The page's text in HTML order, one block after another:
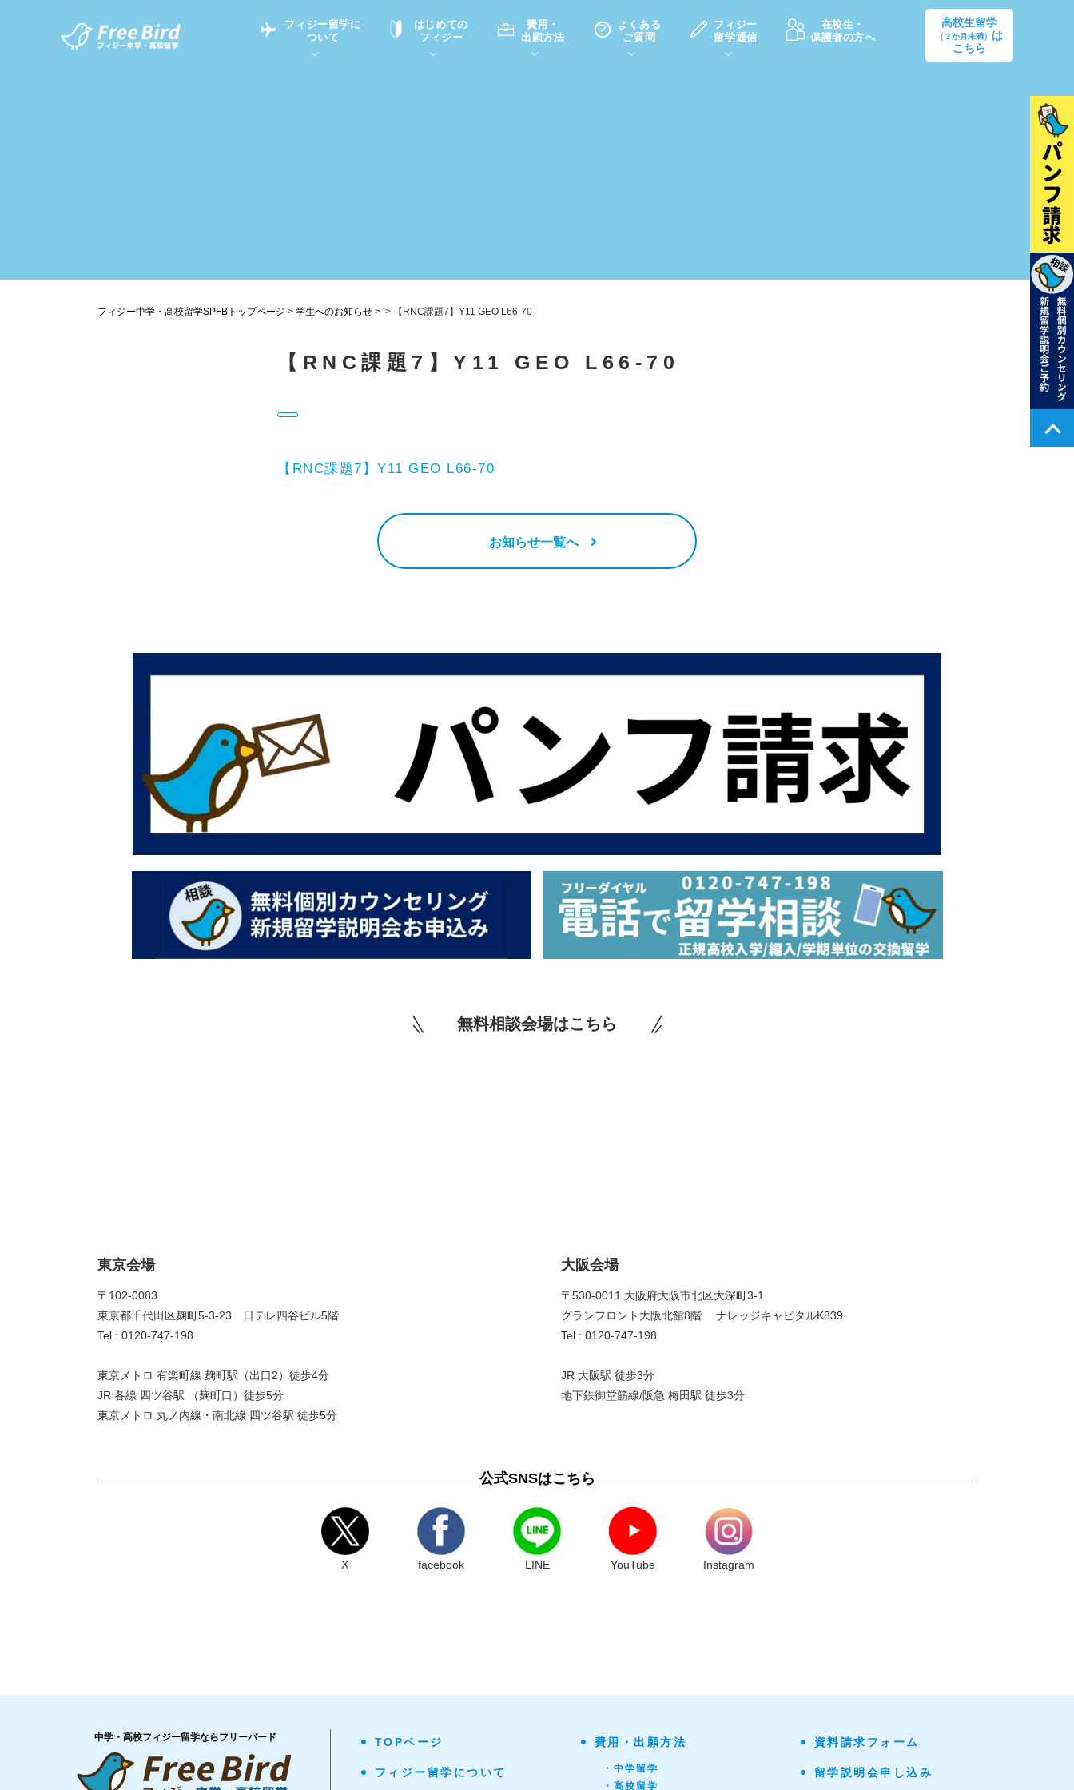
フィジー留学に
ついて
はじめての
フィジー
費用・
出願方法
よくある
ご質問
フィジー
留学通信
在校生・
保護者の方へ
高校生留学
（３か月未満）
は
こちら
フィジー中学・高校留学SPFBトップページ > 学生へのお知らせ > > 【RNC課題7】Y11 GEO L66-70
【RNC課題7】Y11 GEO L66-70
【RNC課題7】Y11 GEO L66-70
お知らせ一覧へ
無料相談会場はこちら
東京会場
〒102-0083
東京都千代田区麹町5-3-23 日テレ四谷ビル5階
Tel : 0120-747-198
東京メトロ 有楽町線 麹町駅（出口2）徒歩4分
JR 各線 四ツ谷駅 （麹町口）徒歩5分
東京メトロ 丸ノ内線・南北線 四ツ谷駅 徒歩5分
大阪会場
〒530-0011 大阪府大阪市北区大深町3-1
グランフロント大阪北館8階 ナレッジキャピタルK839
Tel : 0120-747-198
JR 大阪駅 徒歩3分
地下鉄御堂筋線/阪急 梅田駅 徒歩3分
公式SNSはこちら
X facebook LINE YouTube Instagram
中学・高校フィジー留学ならフリーバード TOPページ
フィジー留学について
費用・出願方法
・中学留学
・高校留学
資料請求フォーム
留学説明会申し込み